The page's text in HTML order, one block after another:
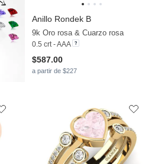
Anillo Rondek B
9k Oro rosa & Cuarzo rosa
0.5 crt - AAA
$587.00
a partir de $227